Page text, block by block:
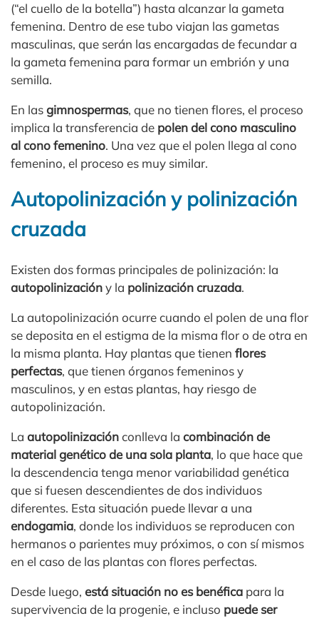
(“el cuello de la botella”) hasta alcanzar la gameta
femenina. Dentro de ese tubo viajan las gametas
masculinas, que serán las encargadas de fecundar a
la gameta femenina para formar un embrión y una
semilla.
En lasgimnospermas, que no tienen flores, el proceso
implica la transferencia de polen del cono masculino
al cono femenino. Una vez que el polen llega al cono
femenino, el proceso es muy similar.
Autopolinización y polinización
cruzada
Existen dos formas principales de polinización: la
autopolinizacióny la polinización cruzada.
La autopolinización ocurre cuando el polen de una flor
se deposita en el estigma de la misma flor o de otra en
la misma planta. Hay plantas que tienen flores
perfectas, que tienen órganos femeninos y
masculinos, y en estas plantas, hay riesgo de
autopolinización.
La autopolinizaciónconlleva la combinación de
material genético de una sola planta, lo que hace que
la descendencia tenga menor variabilidad genética
que si fuesen descendientes de dos individuos
diferentes. Esta situación puede llevar a una
endogamia, donde los individuos se reproducen con
hermanos o parientes muy próximos, o con sí mismos
en el caso de las plantas con flores perfectas.
Desde luego, está situación no es benéfica para la
supervivencia de la progenie, e incluso puede ser